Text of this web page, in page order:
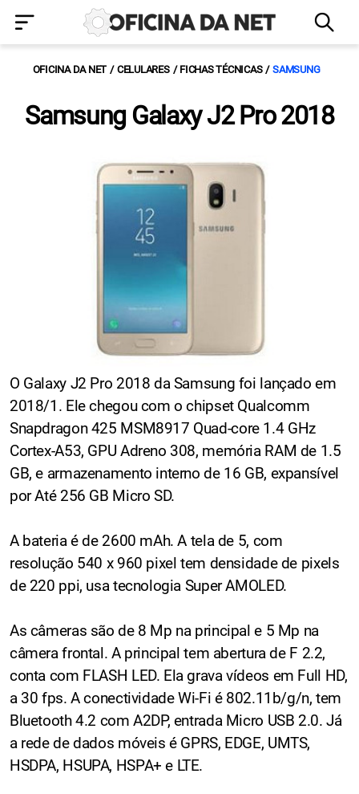
OFICINA DA NET CELULARES FICHAS TÉCNICAS SAMSUNG
Samsung Galaxy J2 Pro 2018
O Galaxy J2 Pro 2018 da Samsung foi lançado em
2018/1. Ele chegou com o chipset Qualcomm
Snapdragon 425 MSM8917 Quad-core 1.4 GHz
Cortex-A53, GPU Adreno 308, memória RAM de 1.5
GB, e armazenamento interno de 16 GB, expansível
por Até 256 GB Micro SD.
A bateria é de 2600 mAh. A tela de 5, com
resolução 540 x 960 pixel tem densidade de pixels
de 220 ppi, usa tecnologia Super AMOLED.
As câmeras são de 8 Mp na principal e 5 Mp na
câmera frontal. A principal tem abertura de F 2.2,
conta com FLASH LED. Ela grava vídeos em Full HD,
a 30 fps. A conectividade Wi-Fi é 802.11b/g/n, tem
Bluetooth 4.2 com A2DP, entrada Micro USB 2.0. Já
a rede de dados móveis é GPRS, EDGE, UMTS,
HSDPA, HSUPA, HSPA+ e LTE.